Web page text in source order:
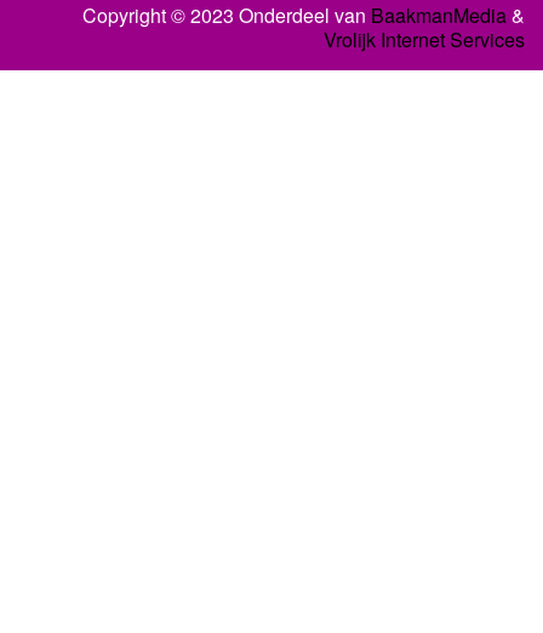
Copyright © 2023 Onderdeel van BaakmanMedia&
Vrolijk Internet Services